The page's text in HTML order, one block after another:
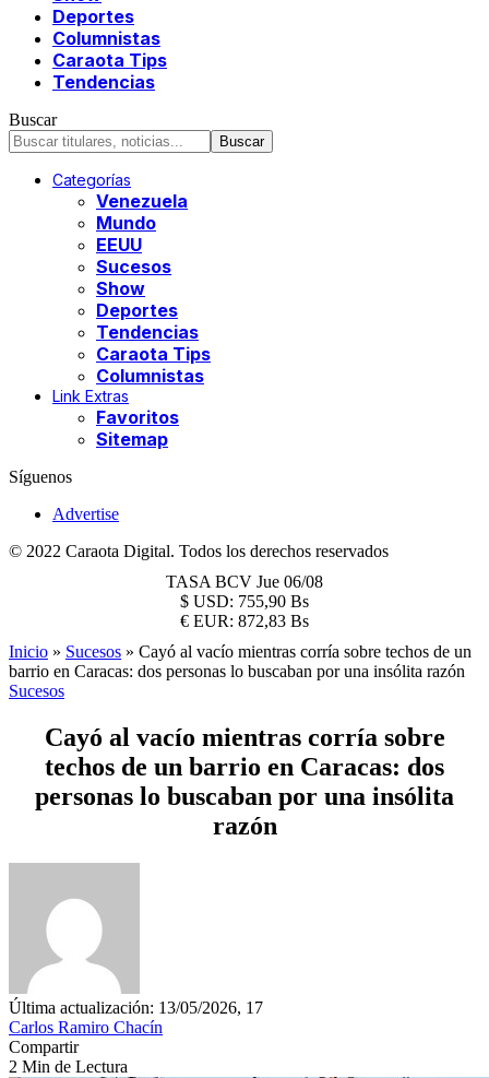
Deportes
Columnistas
Caraota Tips
Tendencias
Buscar
Categorías
Venezuela
Mundo
EEUU
Sucesos
Show
Deportes
Tendencias
Caraota Tips
Columnistas
Link Extras
Favoritos
Sitemap
Síguenos
Advertise
© 2022 Caraota Digital. Todos los derechos reservados
TASA BCV Jue 06/08
$ USD: 755,90 Bs
€ EUR: 872,83 Bs
Inicio » Sucesos » Cayó al vacío mientras corría sobre techos de un
barrio en Caracas: dos personas lo buscaban por una insólita razón
Sucesos
Cayó al vacío mientras corría sobre
techos de un barrio en Caracas: dos
personas lo buscaban por una insólita
razón
Última actualización: 13/05/2026, 17
Carlos Ramiro Chacín
Compartir
2 Min de Lectura